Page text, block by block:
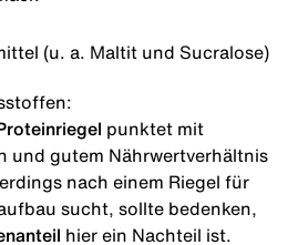
(u. a. Maltit und Sucralose)
punktet mit
und gutem Nährwertverhältnis
nach einem Riegel für
sucht, sollte bedenken,
hier ein Nachteil ist.